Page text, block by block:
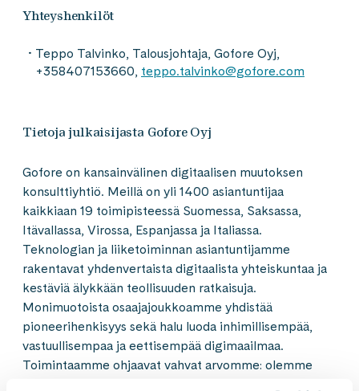
Yhteyshenkilöt
Teppo Talvinko, Talousjohtaja, Gofore Oyj,
+358407153660, teppo.talvinko@gofore.com
Tietoja julkaisijasta Gofore Oyj
Gofore on kansainvälinen digitaalisen muutoksen
konsulttiyhtiö. Meillä on yli 1400 asiantuntijaa
kaikkiaan 19 toimipisteessä Suomessa, Saksassa,
Itävallassa, Virossa, Espanjassa ja Italiassa.
Teknologian ja liiketoiminnan asiantuntijamme
rakentavat yhdenvertaista digitaalista yhteiskuntaa ja
kestäviä älykkään teollisuuden ratkaisuja.
Monimuotoista osaajajoukkoamme yhdistää
pioneerihenkisyys sekä halu luoda inhimillisempää,
vastuullisempaa ja eettisempää digimaailmaa.
Toimintaamme ohjaavat vahvat arvomme: olemme